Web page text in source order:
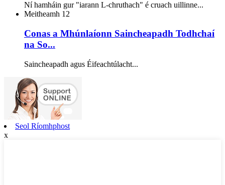
Ní hamháin gur "iarann L-chruthach" é cruach uillinne...
Meitheamh 12
Conas a Mhúnlaíonn Saincheapadh Todhchaí
na So...
Saincheapadh agus Éifeachtúlacht...
Seol Ríomhphost
x